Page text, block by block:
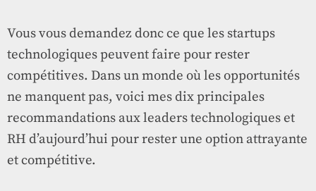
Vous vous demandez donc ce que les startups
technologiques peuvent faire pour rester
compétitives. Dans un monde où les opportunités
ne manquent pas, voici mes dix principales
recommandations aux leaders technologiques et
RH d’aujourd’hui pour rester une option attrayante
et compétitive.